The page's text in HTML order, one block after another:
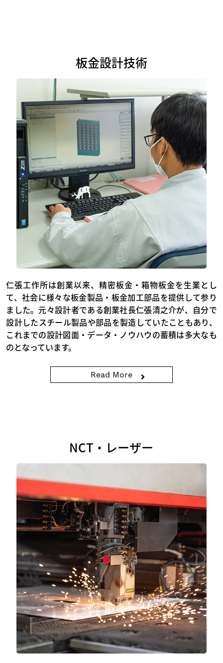
板金設計技術
仁張工作所は創業以来、精密板金・箱物板金を生業とし
て、社会に様々な板金製品・板金加工部品を提供して参り
ました。元々設計者である創業社長仁張清之介が、自分で
設計したスチール製品や部品を製造していたこともあり、
これまでの設計図面・データ・ノウハウの蓄積は多大なも
のとなっています。
Read More
NCT・レーザー